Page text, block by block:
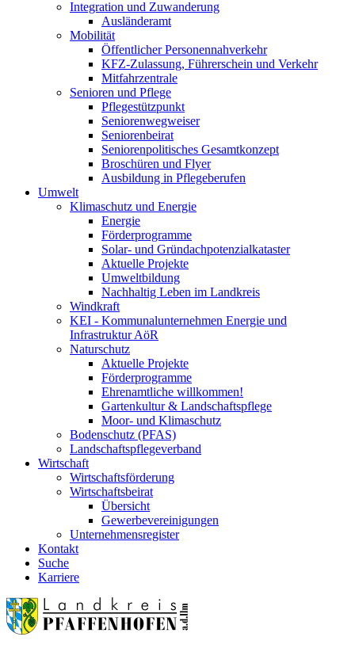
Integration und Zuwanderung
Ausländeramt
Mobilität
Öffentlicher Personennahverkehr
KFZ-Zulassung, Führerschein und Verkehr
Mitfahrzentrale
Senioren und Pflege
Pflegestützpunkt
Seniorenwegweiser
Seniorenbeirat
Seniorenpolitisches Gesamtkonzept
Broschüren und Flyer
Ausbildung in Pflegeberufen
Umwelt
Klimaschutz und Energie
Energie
Förderprogramme
Solar- und Gründachpotenzialkataster
Aktuelle Projekte
Umweltbildung
Nachhaltig Leben im Landkreis
Windkraft
KEI - Kommunalunternehmen Energie und
Infrastruktur AöR
Naturschutz
Aktuelle Projekte
Förderprogramme
Ehrenamtliche willkommen!
Gartenkultur & Landschaftspflege
Moor- und Klimaschutz
Bodenschutz (PFAS)
Landschaftspflegeverband
Wirtschaft
Wirtschaftsförderung
Wirtschaftsbeirat
Übersicht
Gewerbevereinigungen
Unternehmensregister
Kontakt
Suche
Karriere